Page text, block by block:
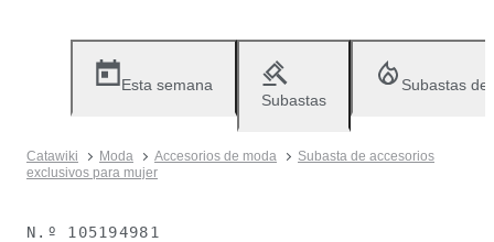
Esta semana
Subastas
Subastas
Catawiki Moda Accesorios de moda
Subasta de accesorios
exclusivos para mujer
N.º 105194981